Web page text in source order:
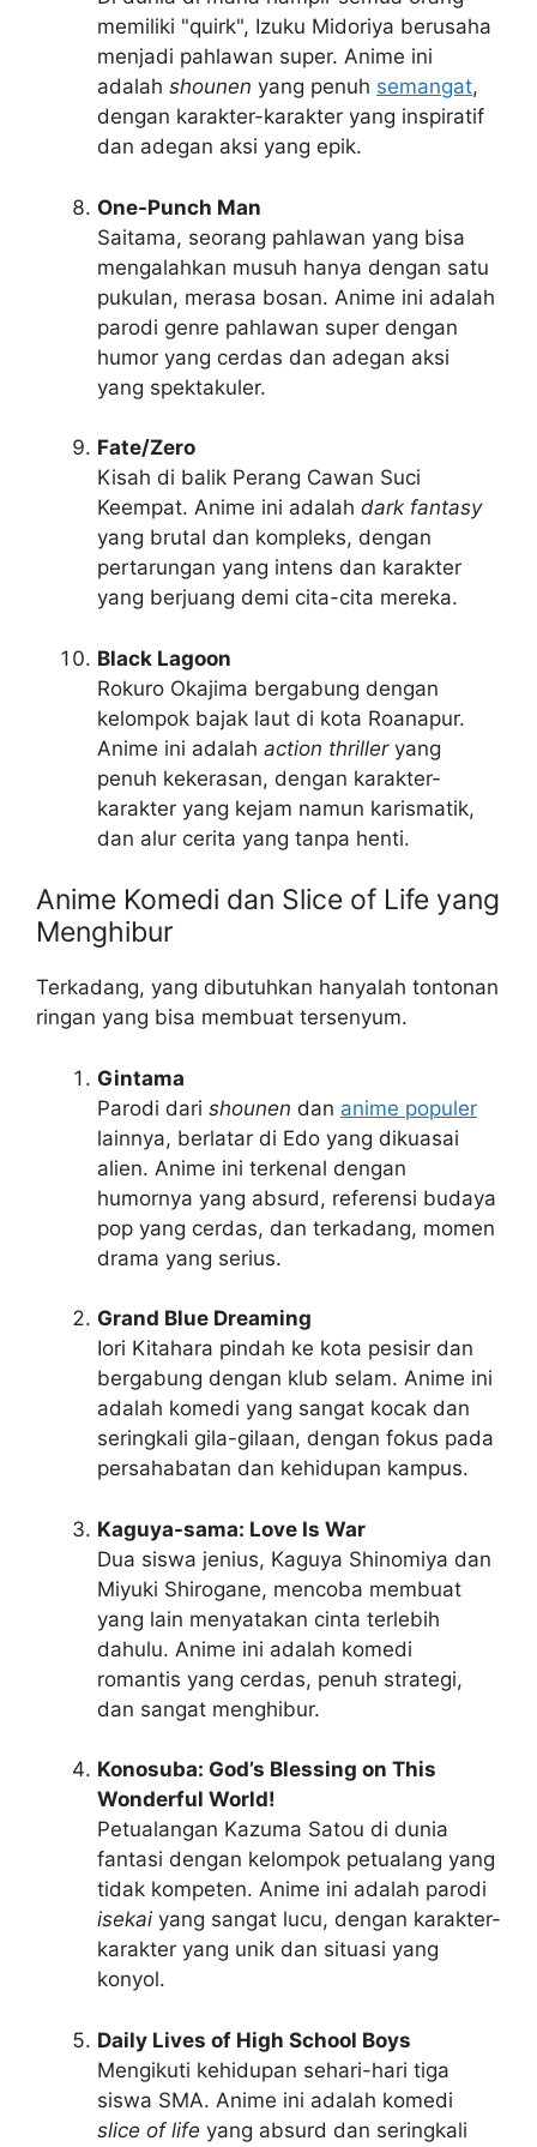
memiliki "quirk", Izuku Midoriya berusaha
menjadi pahlawan super. Anime ini
adalah shounen yang penuh semangat,
dengan karakter-karakter yang inspiratif
dan adegan aksi yang epik.
One-Punch Man
Saitama, seorang pahlawan yang bisa
mengalahkan musuh hanya dengan satu
pukulan, merasa bosan. Anime ini adalah
parodi genre pahlawan super dengan
humor yang cerdas dan adegan aksi
yang spektakuler.
Fate/Zero
Kisah di balik Perang Cawan Suci
Keempat. Anime ini adalah dark fantasy
yang brutal dan kompleks, dengan
pertarungan yang intens dan karakter
yang berjuang demi cita-cita mereka.
Black Lagoon
Rokuro Okajima bergabung dengan
kelompok bajak laut di kota Roanapur.
Anime ini adalah action thrilleryang
penuh kekerasan, dengan karakter-
karakter yang kejam namun karismatik,
dan alur cerita yang tanpa henti.
Anime Komedi dan Slice of Life yang
Menghibur
Terkadang, yang dibutuhkan hanyalah tontonan
ringan yang bisa membuat tersenyum.
Gintama
Parodi dari shounen dan anime populer
lainnya, berlatar di Edo yang dikuasai
alien. Anime ini terkenal dengan
humornya yang absurd, referensi budaya
pop yang cerdas, dan terkadang, momen
drama yang serius.
Grand Blue Dreaming
Iori Kitahara pindah ke kota pesisir dan
bergabung dengan klub selam. Anime ini
adalah komedi yang sangat kocak dan
seringkali gila-gilaan, dengan fokus pada
persahabatan dan kehidupan kampus.
Kaguya-sama: Love Is War
Dua siswa jenius, Kaguya Shinomiya dan
Miyuki Shirogane, mencoba membuat
yang lain menyatakan cinta terlebih
dahulu. Anime ini adalah komedi
romantis yang cerdas, penuh strategi,
dan sangat menghibur.
Konosuba: God’s Blessing on This
Wonderful World!
Petualangan Kazuma Satou di dunia
fantasi dengan kelompok petualang yang
tidak kompeten. Anime ini adalah parodi
isekai yang sangat lucu, dengan karakter-
karakter yang unik dan situasi yang
konyol.
Daily Lives of High School Boys
Mengikuti kehidupan sehari-hari tiga
siswa SMA. Anime ini adalah komedi
slice of life yang absurd dan seringkali